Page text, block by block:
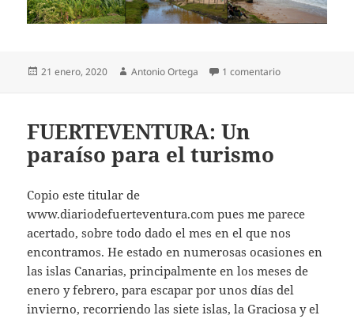
Publicado
21 enero, 2020 Autor
Antonio Ortega 1 comentarioen De crucero
FUERTEVENTURA: Un
paraíso para el turismo
Copio este titular de
www.diariodefuerteventura.com pues me parece
acertado, sobre todo dado el mes en el que nos
encontramos. He estado en numerosas ocasiones en
las islas Canarias, principalmente en los meses de
enero y febrero, para escapar por unos días del
invierno, recorriendo las siete islas, la Graciosa y el